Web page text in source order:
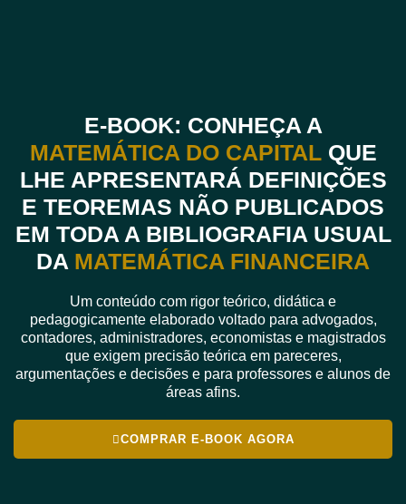
E-BOOK: CONHEÇA A
MATEMÁTICA DO CAPITALQUE
LHE APRESENTARÁ DEFINIÇÕES
E TEOREMAS NÃO PUBLICADOS
EM TODA A BIBLIOGRAFIA USUAL
DA MATEMÁTICA FINANCEIRA
Um conteúdo com rigor teórico, didática e
pedagogicamente elaborado voltado para advogados,
contadores, administradores, economistas e magistrados
que exigem precisão teórica em pareceres,
argumentações e decisões e para professores e alunos de
áreas afins.
COMPRAR E-BOOK AGORA